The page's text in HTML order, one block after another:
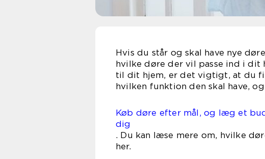
Hvis du står og skal have nye
hvilke døre der vil passe ind i dit
til dit hjem, er det vigtigt, at du
hvilken funktion den skal have,
Køb døre efter mål, og læg et
dig
. Du kan læse mere om, hvilke